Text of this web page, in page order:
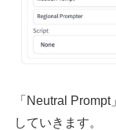
「Neutral
していきます。